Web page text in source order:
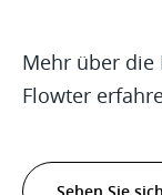
Mehr über
Flowter